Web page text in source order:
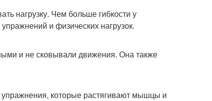
нагрузку. Чем больше гибкости у
и физических нагрузок.
и не сковывали движения. Она также
упражнения, которые растягивают мышцы и